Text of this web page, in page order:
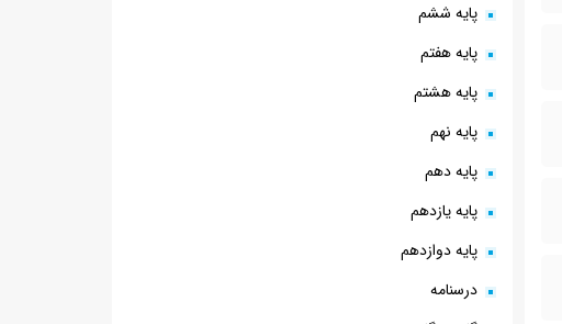
پایه ششم
پایه هفتم
پایه هشتم
پایه نهم
پایه دهم
پایه یازدهم
پایه دوازدهم
درسنامه